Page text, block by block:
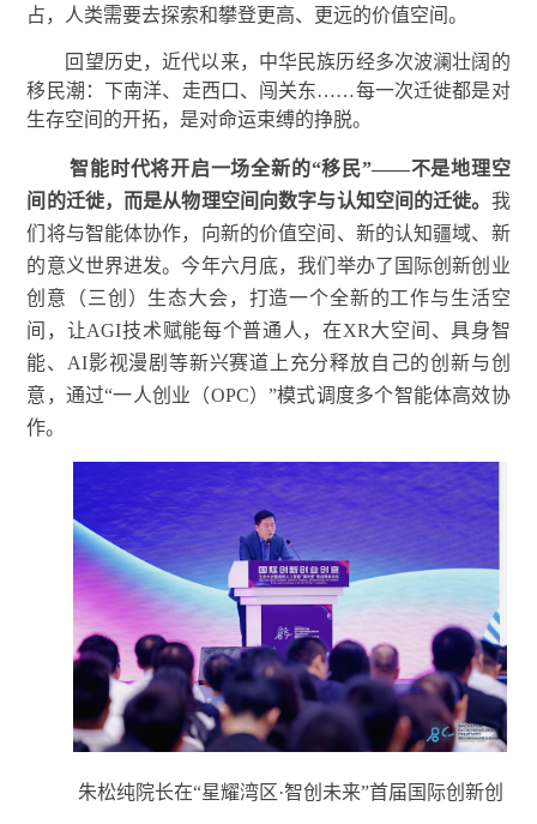
占，人类需要去探索和攀登更高、更远的价值空间。
回望历史，近代以来，中华民族历经多次波澜壮阔的
移民潮：下南洋、走西口、闯关东……每一次迁徙都是对
生存空间的开拓，是对命运束缚的挣脱。
智能时代将开启一场全新的“移民”——不是地理空
间的迁徙，而是从物理空间向数字与认知空间的迁徙。 我
们将与智能体协作，向新的价值空间、新的认知疆域、新
的意义世界进发。今年六月底，我们举办了国际创新创业
创意（三创）生态大会，打造一个全新的工作与生活空
间，让AGI技术赋能每个普通人，在XR大空间、具身智
能、AI影视漫剧等新兴赛道上充分释放自己的创新与创
意，通过“一人创业（OPC）”模式调度多个智能体高效协
作。
朱松纯院长在“星耀湾区·智创未来”首届国际创新创